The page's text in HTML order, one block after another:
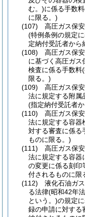
む。)に係る手数料
に限る。)
(107)
高圧ガス保
(特例条例の規定
定納付受託者から
(108)
高圧ガス保
に基づく高圧ガス
検査に係る手数料
限る。)
(109)
高圧ガス保
法に規定する附属
(指定納付受託者
(110)
高圧ガス保
法に規定する容器
対する審査に係る
ものに限る。)
(111)
高圧ガス保
法に規定する容器
の変更に係る刻印
付されるものに限
(112)
液化石油ガ
る法律(昭和42年
という。)の規定
録の申請に対する